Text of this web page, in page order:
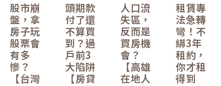
股市崩
盤，拿
房子玩
股票會
有多
慘？
【台灣
頭期款
付了還
不算買
到？過
戶前3
大陷阱
【房貸
人口流
失區，
反而是
買房機
會？
【高雄
在地人
租賃專
法急轉
彎！不
綁3年
租約，
你才租
得到